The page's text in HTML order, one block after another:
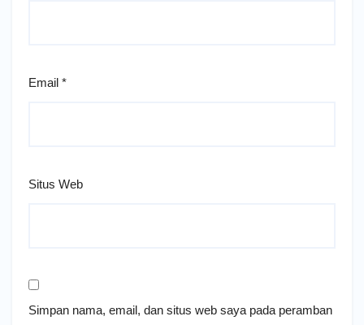
Email *
Situs Web
Simpan nama, email, dan situs web saya pada peramban